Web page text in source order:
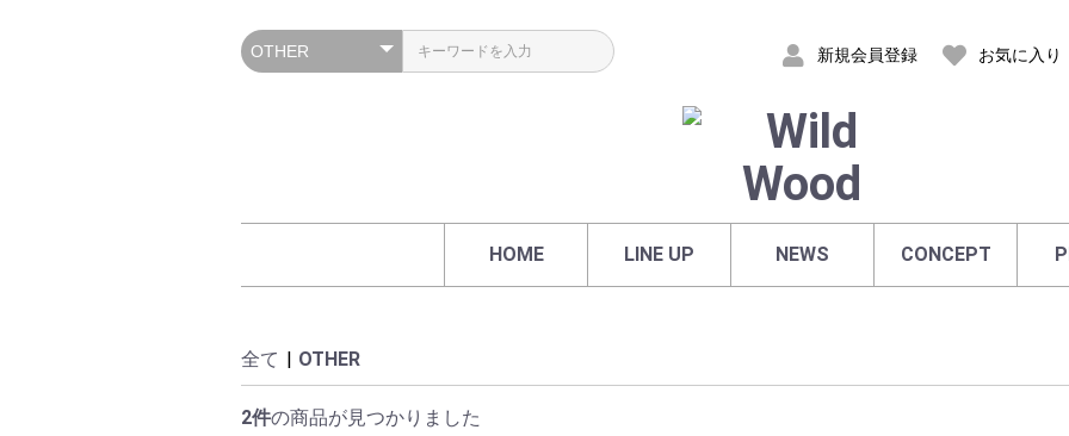
新規会員登録 お気に入り
HOME LINE UP NEWS CONCEPT
全て | OTHER
2件の商品が見つかりました